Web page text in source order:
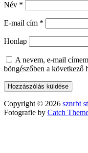
Név *
E-mail cím *
Honlap
A nevem, e-mail
böngészőben a következő
Copyright © 2026 sznrbt
Fotografie by Catch